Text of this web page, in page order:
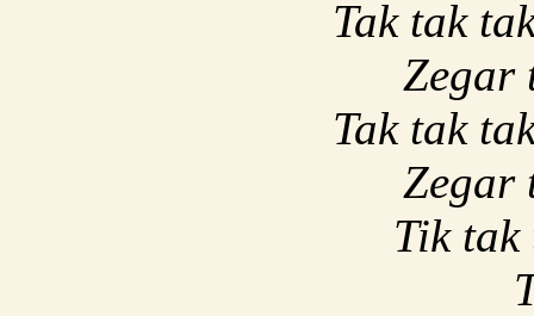
Tak tak
Zegar
Tak tak
Zegar
Tik